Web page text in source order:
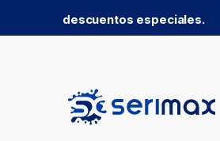
descuentos especiales.